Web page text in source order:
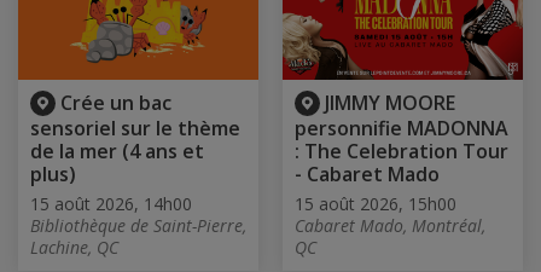
Crée un bac
sensoriel sur le thème
de la mer (4 ans et
plus)
15 août 2026, 14h00
Bibliothèque de Saint-Pierre,
Lachine, QC
JIMMY MOORE
personnifie MADONNA
: The Celebration Tour
- Cabaret Mado
15 août 2026, 15h00
Cabaret Mado, Montréal,
QC